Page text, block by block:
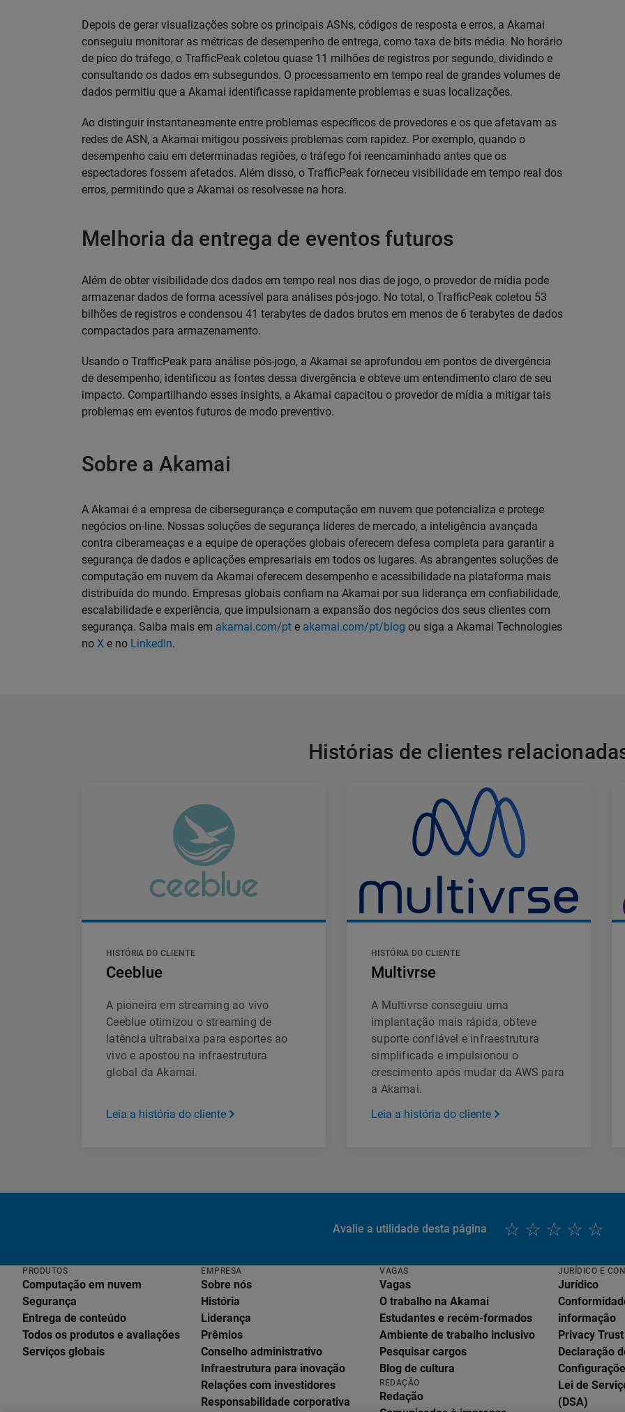
Depois de gerar visualizações sobre os principais ASNs, códigos de resposta e erros, a Akamai
conseguiu monitorar as métricas de desempenho de entrega, como taxa de bits média. No horário
de pico do tráfego, o TrafficPeak coletou quase 11 milhões de registros por segundo, dividindo e
consultando os dados em subsegundos. O processamento em tempo real de grandes volumes de
dados permitiu que a Akamai identificasse rapidamente problemas e suas localizações.
Ao distinguir instantaneamente entre problemas específicos de provedores e os que afetavam as
redes de ASN, a Akamai mitigou possíveis problemas com rapidez. Por exemplo, quando o
desempenho caiu em determinadas regiões, o tráfego foi reencaminhado antes que os
espectadores fossem afetados. Além disso, o TrafficPeak forneceu visibilidade em tempo real dos
erros, permitindo que a Akamai os resolvesse na hora.
Melhoria da entrega de eventos futuros
Além de obter visibilidade dos dados em tempo real nos dias de jogo, o provedor de mídia pode
armazenar dados de forma acessível para análises pós-jogo. No total, o TrafficPeak coletou 53
bilhões de registros e condensou 41 terabytes de dados brutos em menos de 6 terabytes de dados
compactados para armazenamento.
Usando o TrafficPeak para análise pós-jogo, a Akamai se aprofundou em pontos de divergência
de desempenho, identificou as fontes dessa divergência e obteve um entendimento claro de seu
impacto. Compartilhando esses insights, a Akamai capacitou o provedor de mídia a mitigar tais
problemas em eventos futuros de modo preventivo.
Sobre a Akamai
A Akamai é a empresa de cibersegurança e computação em nuvem que potencializa e protege
negócios on-line. Nossas soluções de segurança líderes de mercado, a inteligência avançada
contra ciberameaças e a equipe de operações globais oferecem defesa completa para garantir a
segurança de dados e aplicações empresariais em todos os lugares. As abrangentes soluções de
computação em nuvem da Akamai oferecem desempenho e acessibilidade na plataforma mais
distribuída do mundo. Empresas globais confiam na Akamai por sua liderança em confiabilidade,
escalabilidade e experiência, que impulsionam a expansão dos negócios dos seus clientes com
segurança. Saiba mais em akamai.com/pt e akamai.com/pt/blog ou siga a Akamai Technologies
no X e no LinkedIn.
Histórias de clientes
HISTÓRIA DO CLIENTE
Ceeblue
A pioneira em streaming ao vivo
Ceeblue otimizou o streaming de
latência ultrabaixa para esportes ao
vivo e apostou na infraestrutura
global da Akamai.
Leia a história do cliente
HISTÓRIA DO CLIENTE
Multivrse
A Multivrse conseguiu uma
implantação mais rápida, obteve
suporte confiável e infraestrutura
simplificada e impulsionou o
crescimento após mudar da AWS para
a Akamai.
Leia a história do cliente
Avalie a utilidade desta página
PRODUTOS
Computação em nuvem
Segurança
Entrega de conteúdo
Todos os produtos e avaliações
Serviços globais
EMPRESA
Sobre nós
História
Liderança
Prêmios
Conselho administrativo
Infraestrutura para inovação
Relações com investidores
Responsabilidade corporativa
VAGAS
Vagas
O trabalho na Akamai
Estudantes e recém-formados
Ambiente de trabalho inclusivo
Pesquisar cargos
Blog de cultura
REDAÇÃO
Redação
JURÍDICO E
Jurídico
informação
Privacy
Declaração
Lei de
(DSA)
English
Deutsch
Español
Français